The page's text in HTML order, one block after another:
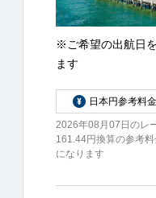
※ご希望の出航日
ます
日本円参考料金
2026年08月07日のレ
161.44円換算の参考料
になります